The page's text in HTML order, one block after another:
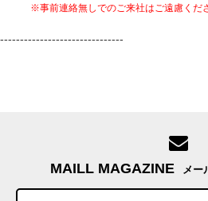
※事前連絡無しでのご来社はご遠慮くだ
-------------------------------
MAILL MAGAZINE メー